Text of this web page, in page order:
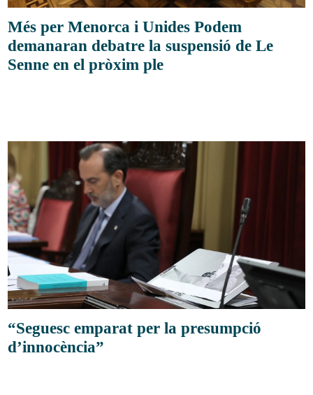
Més per Menorca i Unides Podem
demanaran debatre la suspensió de Le
Senne en el pròxim ple
“Seguesc emparat per la presumpció
d’innocència”